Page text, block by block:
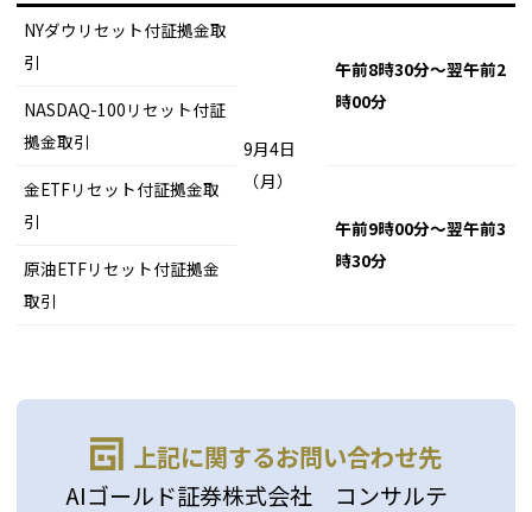
NYダウリセット付証拠金取
引
9月4日
（月）
午前8時30分～翌午前2
時00分
NASDAQ-100リセット付証
拠金取引
金ETFリセット付証拠金取
引
午前9時00分～翌午前3
時30分
原油ETFリセット付証拠金
取引
上記に関するお問い合わせ先
AIゴールド証券株式会社 コンサルテ